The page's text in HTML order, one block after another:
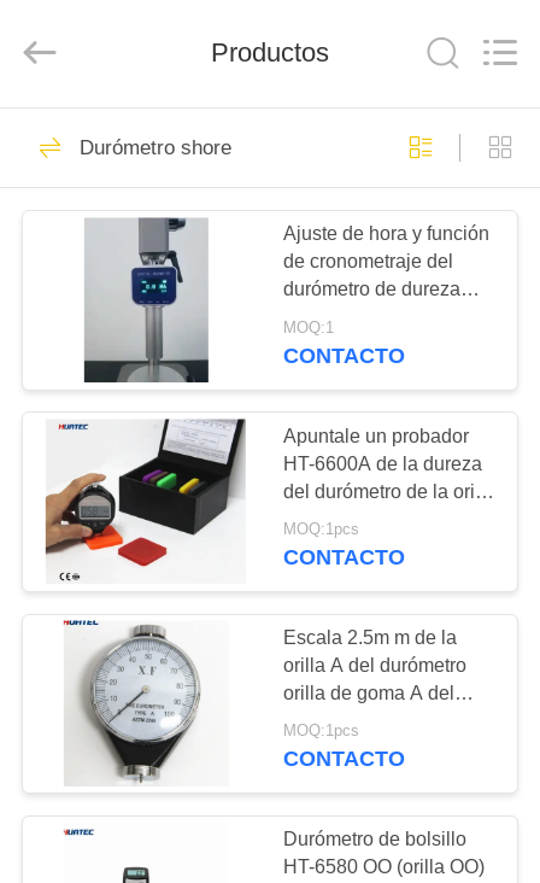
HOGAR
PRODUCTOS
NOSOTROS
VIAJE
FÁBRICA
CONTROL
DE
CALIDAD
ÉNTRENOS
EN
CONTACTO
GROUP
CORPORATION.
Detector de
defectos por
ultrasonidos
Medidor de espesor
por ultrasonidos
64
Medidor de espesor
de recubrimiento
108
Productos
Durómetro shore
Ajuste de hora y función
de cronometraje del
durómetro de dureza
Shore digital
MOQ:1
CONTACTO
Apuntale un probador
HT-6600A de la dureza
del durómetro de la orilla
A del probador de la
dureza de Digitaces de
MOQ:1pcs
CONTACTO
Escala 2.5m m de la
orilla A del durómetro
orilla de goma A del
probador de la dureza
de 0 - 100 has
MOQ:1pcs
CONTACTO
Durómetro de bolsillo
HT-6580 OO (orilla OO)